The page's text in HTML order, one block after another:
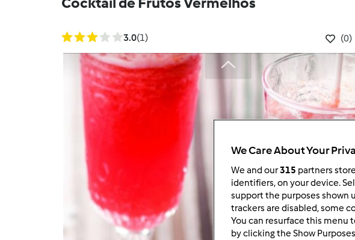
3.0(1) (0)
We Care About Your
We and our315 partners
identifiers, on your device.
support the purposes shown
trackers are disabled, some
You can resurface this menu
by clicking the Show